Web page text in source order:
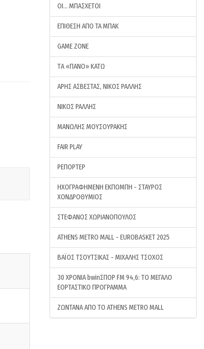
ΟΙ… ΜΠΑΣΧΕΤΟΙ
ΕΠΙΘΕΣΗ ΑΠΟ ΤΑ ΜΠΑΚ
GAME ZONE
ΤA «ΠΑΝΟ» ΚΑΤΩ
ΑΡΗΣ ΑΣΒΕΣΤΑΣ, ΝΙΚΟΣ ΡΑΛΛΗΣ
ΝΙΚΟΣ ΡΑΛΛΗΣ
ΜΑΝΩΛΗΣ ΜΟΥΣΟΥΡΑΚΗΣ
FAIR PLAY
ΡΕΠΟΡΤΕΡ
ΗΧΟΓΡΑΦΗΜΕΝΗ ΕΚΠΟΜΠΗ - ΣΤΑΥΡΟΣ
ΧΟΝΔΡΟΘΥΜΙΟΣ
ΣΤΕΦΑΝΟΣ ΧΩΡΙΑΝΟΠΟΥΛΟΣ
ATHENS METRO MALL - EUROBASKET 2025
ΒΑΪΟΣ ΤΣΟΥΤΣΙΚΑΣ - ΜΙΧΑΛΗΣ ΤΣΟΧΟΣ
30 ΧΡΟΝΙΑ bwinΣΠΟΡ FM 94,6: ΤΟ ΜΕΓΑΛΟ
ΕΟΡΤΑΣΤΙΚΟ ΠΡΟΓΡΑΜΜΑ
ΖΩΝΤΑΝΑ ΑΠΟ ΤΟ ATHENS METRO MALL